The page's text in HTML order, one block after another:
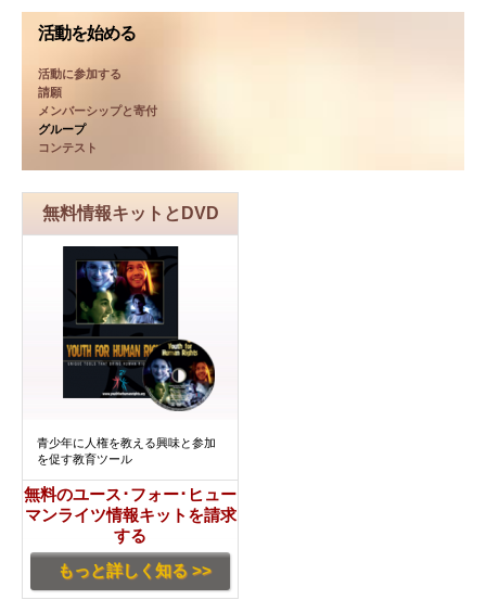
活動を始める
活動に参加する
請願
メンバーシップと寄付
グループ
コンテスト
無料情報キットとDVD
青少年に人権を教える興味と参加
を促す教育ツール
無料のユース･フォー･ヒュー
マンライツ情報キットを請求
する
もっと詳しく知る >>